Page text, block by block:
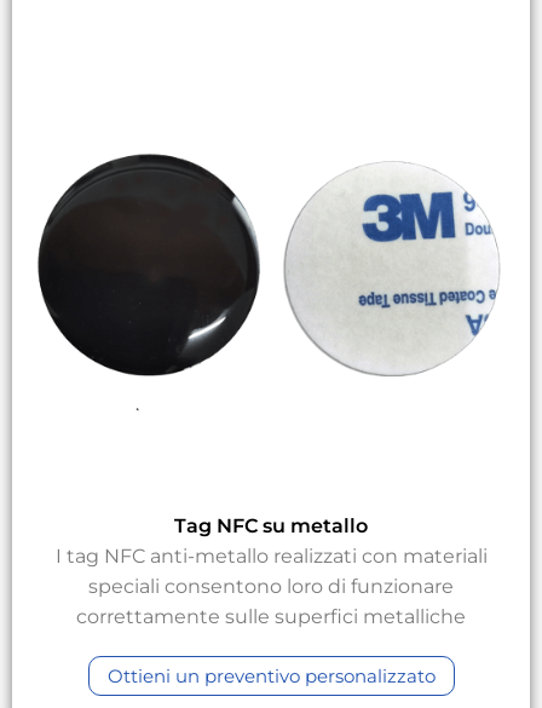
Tag NFC su metallo
I tag NFC anti-metallo realizzati con materiali
speciali consentono loro di funzionare
correttamente sulle superfici metalliche
Ottieni un preventivo personalizzato